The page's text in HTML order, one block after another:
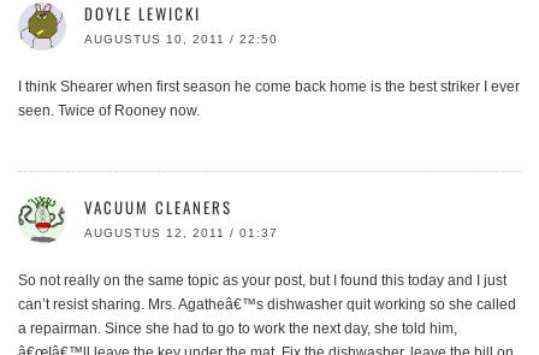
DOYLE LEWICKI
AUGUSTUS 10, 2011 / 22:50
I think Shearer when first season he come back home is the best striker I ever
seen. Twice of Rooney now.
VACUUM CLEANERS
AUGUSTUS 12, 2011 / 01:37
So not really on the same topic as your post, but I found this today and I just
can’t resist sharing. Mrs. Agatheâ€™s dishwasher quit working so she called
a repairman. Since she had to go to work the next day, she told him,